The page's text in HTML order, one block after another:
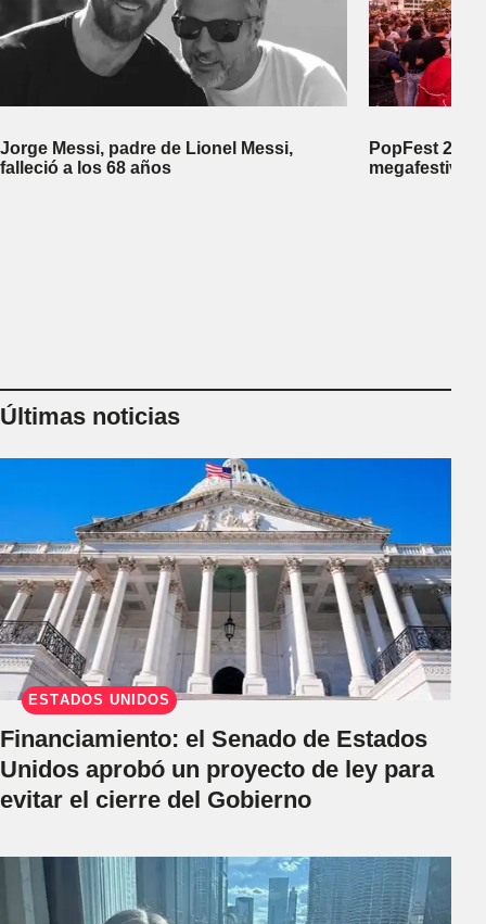
Jorge Messi, padre de Lionel Messi,
falleció a los 68 años
PopFest
megafestival
Últimas noticias
ESTADOS UNIDOS
Financiamiento: el Senado de Estados
Unidos aprobó un proyecto de ley para
evitar el cierre del Gobierno